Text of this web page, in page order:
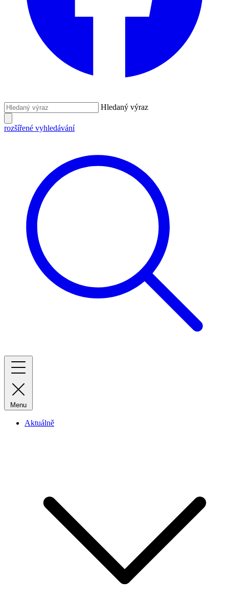
Hledaný výraz
rozšířené vyhledávání
Menu
Aktuálně